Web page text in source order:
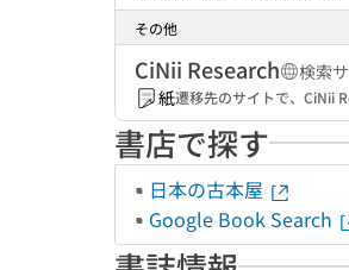
その他
CiNii Research
検索
紙遷移先のサイトで、CiNii
書店で探す
日本の古本屋
Google Book Search